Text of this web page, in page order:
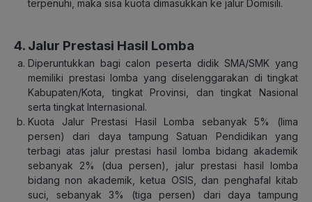
terpenuhi, maka sisa kuota dimasukkan ke jalur Domisili.
4. Jalur Prestasi Hasil Lomba
Diperuntukkan bagi calon peserta didik SMA/SMK yang
memiliki prestasi lomba yang diselenggarakan di tingkat
Kabupaten/Kota, tingkat Provinsi, dan tingkat Nasional
serta tingkat Internasional.
Kuota Jalur Prestasi Hasil Lomba sebanyak 5% (lima
persen) dari daya tampung Satuan Pendidikan yang
terbagi atas jalur prestasi hasil lomba bidang akademik
sebanyak 2% (dua persen), jalur prestasi hasil lomba
bidang non akademik, ketua OSIS, dan penghafal kitab
suci, sebanyak 3% (tiga persen) dari daya tampung